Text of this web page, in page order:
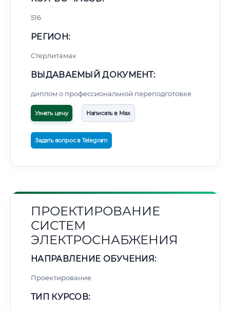
516
РЕГИОН:
Стерлитамак
ВЫДАВАЕМЫЙ ДОКУМЕНТ:
диплом о профессиональной переподготовке
Узнать цену Написать в Max
Задать вопрос в Telegram
ПРОЕКТИРОВАНИЕ
СИСТЕМ
ЭЛЕКТРОСНАБЖЕНИЯ
НАПРАВЛЕНИЕ ОБУЧЕНИЯ:
Проектирование
ТИП КУРСОВ: